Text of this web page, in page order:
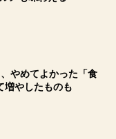
やめてよかった「食
増やしたものも